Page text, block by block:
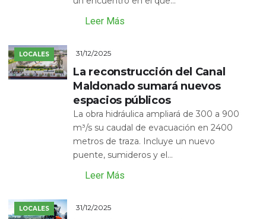
Leer Más
LOCALES 31/12/2025
La reconstrucción del Canal
Maldonado sumará nuevos
espacios públicos
La obra hidráulica ampliará de 300 a 900
m³/s su caudal de evacuación en 2400
metros de traza. Incluye un nuevo
puente, sumideros y el...
Leer Más
LOCALES 31/12/2025